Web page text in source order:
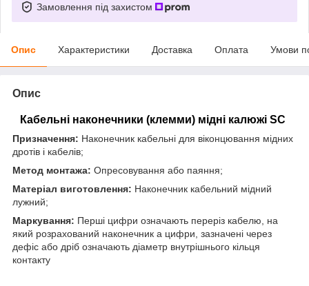
Замовлення під захистом
Опис Характеристики Доставка Оплата Умови
Опис
Кабельні наконечники (клемми) мідні калюжі SC
Призначення: Наконечник кабельні для віконцювання мідних
дротів і кабелів;
Метод монтажа: Опресовування або паяння;
Матеріал виготовлення: Наконечник кабельний мідний
лужний;
Маркування: Перші цифри означають переріз кабелю, на
який розрахований наконечник а цифри, зазначені через
дефіс або дріб означають діаметр внутрішнього кільця
контакту